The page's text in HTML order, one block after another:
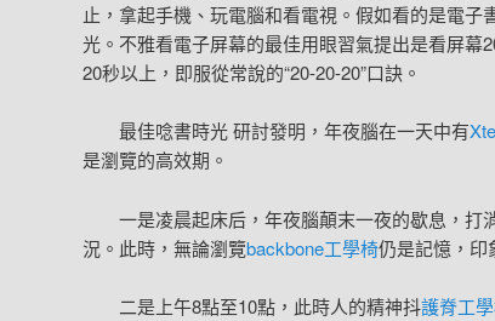
止，拿起手機、玩電腦和看電視。假如看的是電子
光。不雅看電子屏幕的最佳用眼習氣提出是看屏幕
20秒以上，即服從常說的“20-20-20”口訣。
最佳唸書時光 研討發明，年夜腦在一天中有
是瀏覽的高效期。
一是凌晨起床后，年夜腦顛末一夜的歇息，打
況。此時，無論瀏覽backbone工學椅仍是記憶，印
二是上午8點至10點，此時人的精神抖護脊工